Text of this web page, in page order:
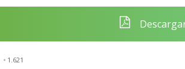
1.621